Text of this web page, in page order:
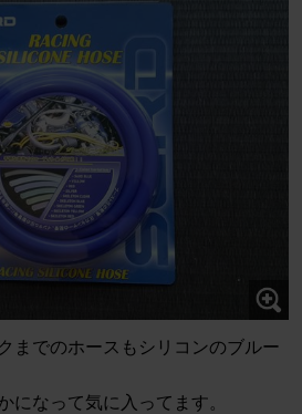
までのホースもシリコンのブルー
になって気に入ってます。